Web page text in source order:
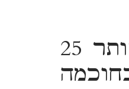
25 הצעות כסף משנות חיים כדי לחסוך יותר